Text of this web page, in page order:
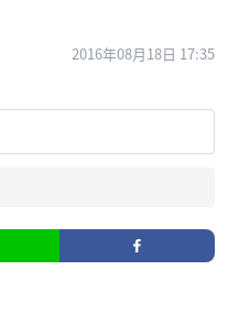
2016年08月18日 17:35